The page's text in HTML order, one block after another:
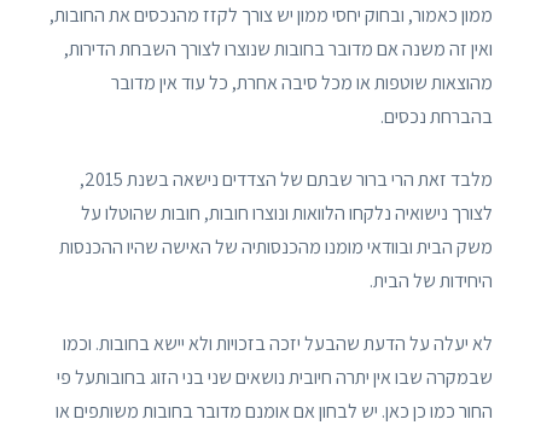
ממון כאמור, ובחוק יחסי ממון יש צורך לקזז מהנכסים את החובות,
ואין זה משנה אם מדובר בחובות שנוצרו לצורך השבחת הדירות,
מהוצאות שוטפות או מכל סיבה אחרת, כל עוד אין מדובר
בהברחת נכסים.
מלבד זאת הרי ברור שבתם של הצדדים נישאה בשנת 2015,
לצורך נישואיה נלקחו הלוואות ונוצרו חובות, חובות שהוטלו על
משק הבית ובוודאי מומנו מהכנסותיה של האישה שהיו ההכנסות
היחידות של הבית.
לא יעלה על הדעת שהבעל יזכה בזכויות ולא יישא בחובות. וכמו
שבמקרה שבו אין יתרה חיובית נושאים שני בני הזוג בחובותעל פי
החור כמו כן כאן. יש לבחון אם אומנם מדובר בחובות משותפים או